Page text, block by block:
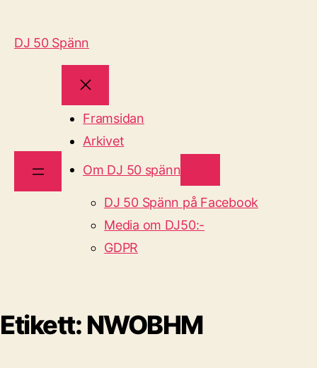
DJ 50 Spänn
Framsidan
Arkivet
Om DJ 50 spänn
DJ 50 Spänn på Facebook
Media om DJ50:-
GDPR
Etikett: NWOBHM